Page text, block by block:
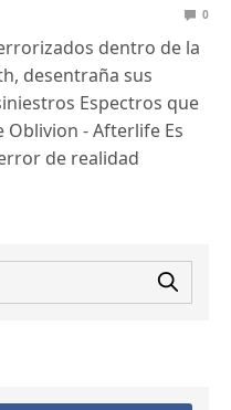
0
dentro de la
desentraña sus
Espectros que
Oblivion - Afterlife Es
de realidad